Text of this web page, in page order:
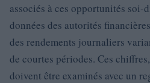
associés à ces opportunités soi-
données des autorités
des rendements journaliers
de courtes périodes. Ces
doivent être examinés avec un